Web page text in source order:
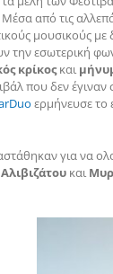
από τις
μουσικούς με
την εσωτερική
κρίκοςκαι
που δεν έγιναν
ερμήνευσε το
για να
και